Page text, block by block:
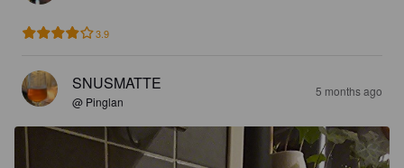
3.9
SNUSMATTE
@ Pinglan
5 months ago